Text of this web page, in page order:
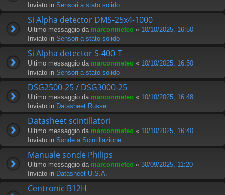
Inviato in Sensori a stato solido
Si Alpha detector DMS-25x4-1000
Ultimo messaggio da marconmeteo « 10/10/2025, 16:50
Inviato in Sensori a stato solido
Si Alpha detector S-400-T
Ultimo messaggio da marconmeteo « 10/10/2025, 16:50
Inviato in Sensori a stato solido
DSG2500-25 / DSG3000-25
Ultimo messaggio da marconmeteo « 10/10/2025, 16:48
Inviato in Datasheet Russe
Datasheet scintillatori
Ultimo messaggio da marconmeteo « 10/10/2025, 16:40
Inviato in Sonde a Scintillazione
Manuale sonde Philips
Ultimo messaggio da marconmeteo « 30/09/2025, 11:20
Inviato in Datasheet U.S.A.
Centronic B12H